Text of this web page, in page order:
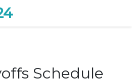
Schedule